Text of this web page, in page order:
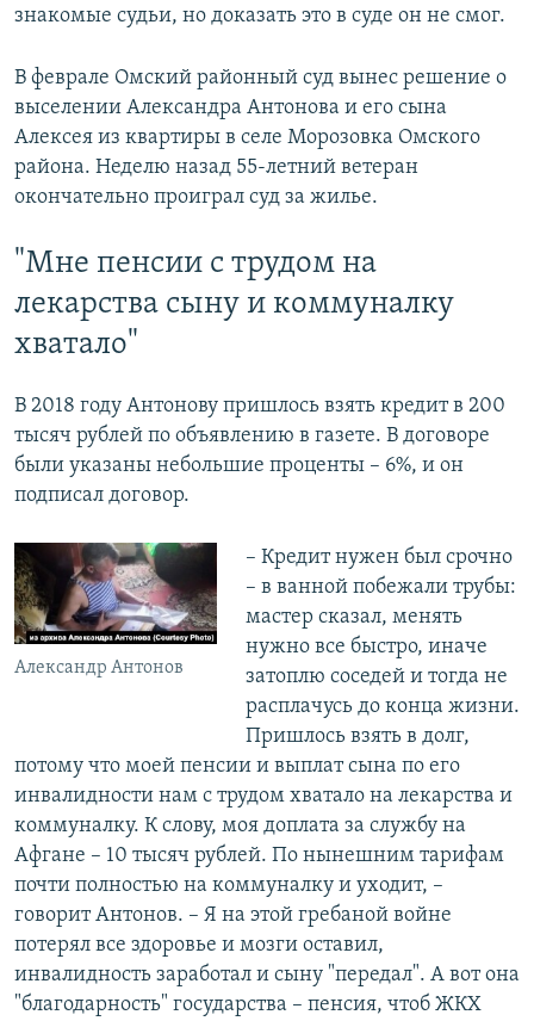
знакомые судьи, но доказать это в суде он не смог.
В феврале Омский районный суд вынес решение о
выселении Александра Антонова и его сына
Алексея из квартиры в селе Морозовка Омского
района. Неделю назад 55-летний ветеран
окончательно проиграл суд за жилье.
"Мне пенсии с трудом на
лекарства сыну и коммуналку
хватало"
В 2018 году Антонову пришлось взять кредит в 200
тысяч рублей по объявлению в газете. В договоре
были указаны небольшие проценты – 6%, и он
подписал договор.
Александр Антонов
– Кредит нужен был срочно
– в ванной побежали трубы:
мастер сказал, менять
нужно все быстро, иначе
затоплю соседей и тогда не
расплачусь до конца жизни.
Пришлось взять в долг,
потому что моей пенсии и выплат сына по его
инвалидности нам с трудом хватало на лекарства и
коммуналку. К слову, моя доплата за службу на
Афгане – 10 тысяч рублей. По нынешним тарифам
почти полностью на коммуналку и уходит, –
говорит Антонов. – Я на этой гребаной войне
потерял все здоровье и мозги оставил,
инвалидность заработал и сыну "передал". А вот она
"благодарность" государства – пенсия, чтоб ЖКХ